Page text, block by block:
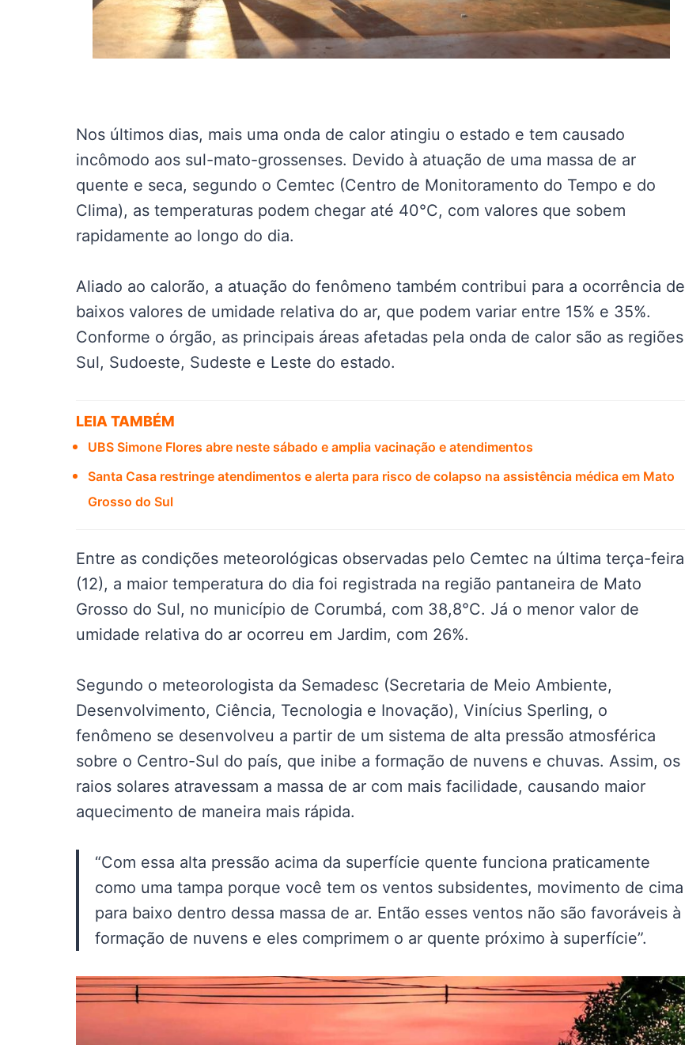
Nos últimos dias, mais uma onda de calor atingiu o estado e tem causado
incômodo aos sul-mato-grossenses. Devido à atuação de uma massa de ar
quente e seca, segundo o Cemtec (Centro de Monitoramento do Tempo e do
Clima), as temperaturas podem chegar até 40°C, com valores que sobem
rapidamente ao longo do dia.
Aliado ao calorão, a atuação do fenômeno também contribui para a ocorrência de
baixos valores de umidade relativa do ar, que podem variar entre 15% e 35%.
Conforme o órgão, as principais áreas afetadas pela onda de calor são as regiões
Sul, Sudoeste, Sudeste e Leste do estado.
LEIA TAMBÉM
UBS Simone Flores abre neste sábado e amplia vacinação e atendimentos
Santa Casa restringe atendimentos e alerta para risco de colapso na assistência médica em Mato
Grosso do Sul
Entre as condições meteorológicas observadas pelo Cemtec na última terça-feira
(12), a maior temperatura do dia foi registrada na região pantaneira de Mato
Grosso do Sul, no município de Corumbá, com 38,8°C. Já o menor valor de
umidade relativa do ar ocorreu em Jardim, com 26%.
Segundo o meteorologista da Semadesc (Secretaria de Meio Ambiente,
Desenvolvimento, Ciência, Tecnologia e Inovação), Vinícius Sperling, o
fenômeno se desenvolveu a partir de um sistema de alta pressão atmosférica
sobre o Centro-Sul do país, que inibe a formação de nuvens e chuvas. Assim, os
raios solares atravessam a massa de ar com mais facilidade, causando maior
aquecimento de maneira mais rápida.
“Com essa alta pressão acima da superfície quente funciona praticamente
como uma tampa porque você tem os ventos subsidentes, movimento de cima
para baixo dentro dessa massa de ar. Então esses ventos não são favoráveis à
formação de nuvens e eles comprimem o ar quente próximo à superfície”.